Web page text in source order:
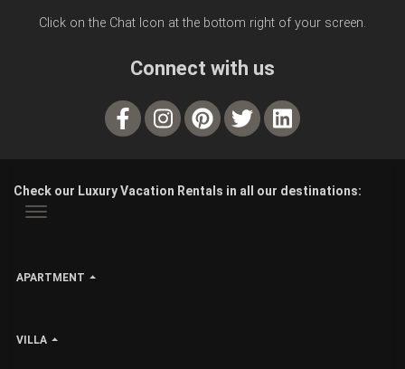
Click on the Chat Icon at the bottom right of your screen.
Connect with us
Check our Luxury Vacation Rentals in all our destinations:
APARTMENT
VILLA